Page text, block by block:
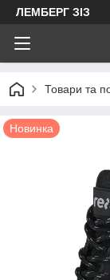
ЛЕМБЕРГ ЗІЗ
Товари та
Новинка